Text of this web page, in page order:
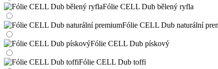
Fólie CELL Dub bělený ryfla
Fólie CELL Dub naturální
Fólie CELL Dub pískový
Fólie CELL Dub toffi